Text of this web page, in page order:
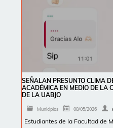
SEÑALAN PRESUNTO CLIMA
ACADÉMICA EN MEDIO DE LA
DE LA UABJO
Municipios 08/05/2026
Estudiantes de la Facultad de